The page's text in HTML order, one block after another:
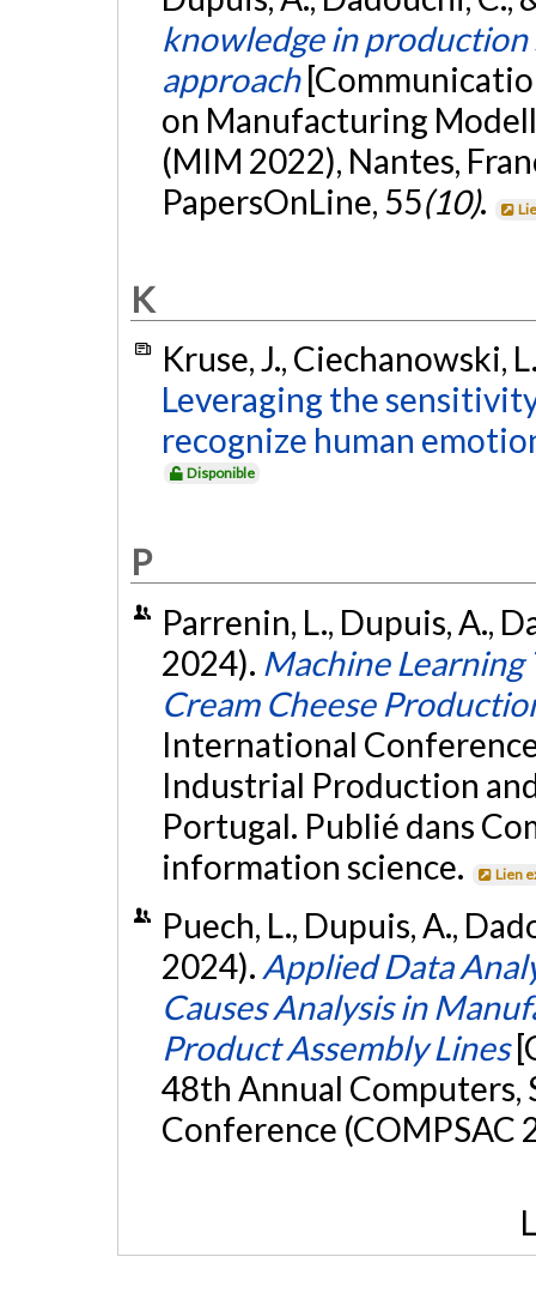
knowledge in production
approach
on Manufacturing
(MIM 2022), Nantes,
PapersOnLine, 55(10).
K
Kruse, J., Ciechanowski,
Leveraging the
recognize human
Disponible
P
Parrenin, L., Dupuis, A.,
2024). Machine
Cream Cheese
International
Industrial Production
Portugal. Publié dans
information science.
Lien
Puech, L., Dupuis, A.,
2024). Applied Data
Causes Analysis in
Product Assembly Lines
48th Annual
Conference (COMPSAC